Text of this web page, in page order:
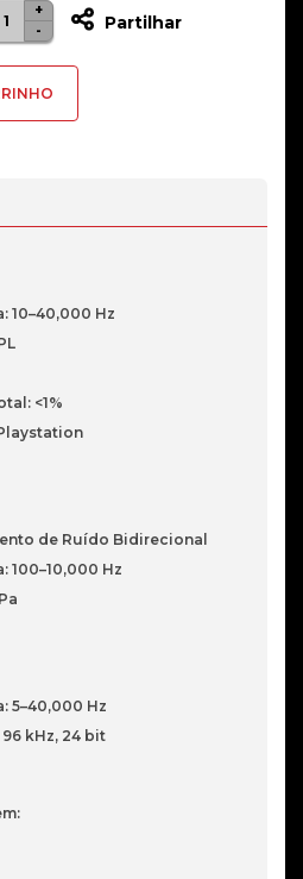
-
+
Partilhar
10–40,000 Hz
<1%
de Ruído Bidirecional
100–10,000 Hz
5–40,000 Hz
kHz, 24 bit